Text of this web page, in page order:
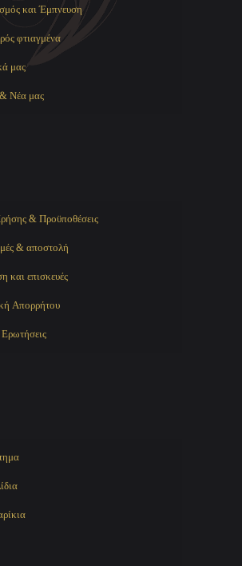
και Έμπνευση
φτιαγμένα
μας
Νέα μας
& Προϋποθέσεις
& αποστολή
και επισκευές
Απορρήτου